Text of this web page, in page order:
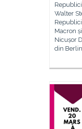
Walter
Macron
Nicușor
din Berlin